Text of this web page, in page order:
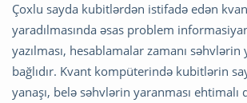
Çoxlu sayda kubitlərdən istifadə edən
yaradılmasında əsas problem
yazılması, hesablamalar zamanı səhvlərin
bağlıdır. Kvant kompüterində kubitlərin
yanaşı, belə səhvlərin yaranması ehtimalı